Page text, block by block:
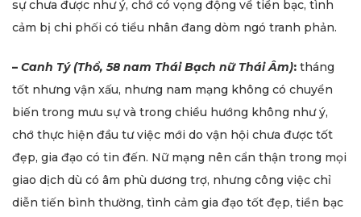
sự chưa được như ý, chớ có vọng động về tiền bạc, tình
cảm bị chi phối có tiểu nhân đang dòm ngó tranh phản.
– Canh Tý (Thổ, 58 nam Thái Bạch nữ Thái Âm): tháng
tốt nhưng vận xấu, nhưng nam mạng không có chuyển
biến trong mưu sự và trong chiều hướng không như ý,
chớ thực hiện đầu tư việc mới do vận hội chưa được tốt
đẹp, gia đạo có tin đến. Nữ mạng nên cẩn thận trong mọi
giao dịch dù có âm phù dương trợ, nhưng công việc chỉ
diễn tiến bình thường, tình cảm gia đạo tốt đẹp, tiền bạc